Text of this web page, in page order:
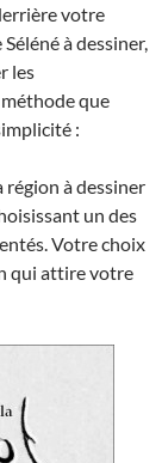
votre
à dessiner,
les
que
:
région à dessiner
un des
Votre choix
qui attire votre